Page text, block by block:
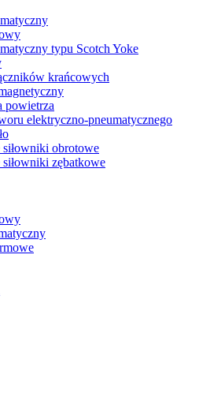
typu Scotch Yoke
krańcowych
powietrza
elektryczno-pneumatycznego
siłowniki obrotowe
siłowniki zębatkowe